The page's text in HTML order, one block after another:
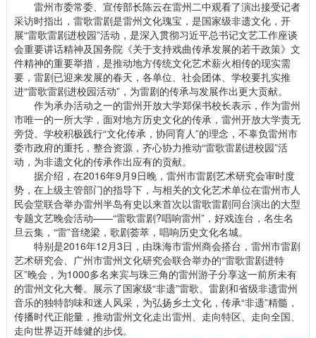
雷州市委常委、宣传部长陈云在雷州二中观看了演出接受记者
采访时指出，雷歌雷剧是雷州文化瑰宝，是国家级非遗文化，开
展“雷歌雷剧进校园”活动，是深入贯彻习近平总书记文艺工作座谈
会重要讲话精神及国务院《关于支持戏曲传承发展的若干政策》文
件精神的重要举措，是推动地方传统文化艺术薪火相传的现实需
要，雷剧已迎来发展的春天，各单位、社会团体、学校要扎实推
进“雷歌雷剧进校园活动”，为雷剧的传承与发展作出更大贡献。
作为承办活动之一的雷州开放大学郑保书校长表示，作为雷州
市唯一的一所大学，面对地方历史文化的传承，雷州开放大学责无
旁贷。学校积极践行“文化传承，协同育人”的理念，不辜负雷州市
委市政府的重托，整合资源，齐心协力推动“雷歌雷剧进校园”活
动，为非遗文化的传承作出应有的贡献。
据介绍，在2016年9月9日晚，雷州市雷剧艺术研究会审时度
势，在上级主管部门的指导下，与相关的文化艺术单位在雷州市人
民会堂联合举办雷州半岛有史以来首次以雷歌雷剧同台演出的大型
专题文艺晚会活动——“雷歌雷剧?唱响雷州”，好戏连台，名生名
旦云集，“雷”音绕梁，歌剧荟萃，唱响历史文化名城。
特别是2016年12月3日，由珠海市雷州商会搭台，雷州市雷剧
艺术研究会、广州市雷州文化研究会联合举办的“雷歌雷剧进特
区”晚会，为1000多名来宾与珠三角的雷州游子分享这一前所未有
的雷州文化大餐。展示了国家级“非遗”雷歌、雷剧和省级非遗雷州
音乐的独特韵味和迷人风采，为弘扬乡土文化，传承“非遗”精髓，
传播时代正能量，推动雷州文化走出雷州、走向特区、走向全国、
走向世界迈开雄健的步伐。